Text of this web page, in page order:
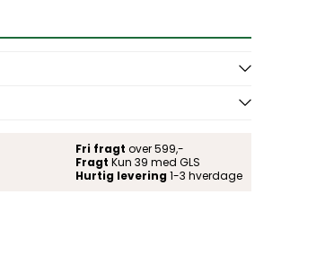
Fri fragt over 599,-
Fragt Kun 39 med GLS
Hurtig levering 1-3 hverdage